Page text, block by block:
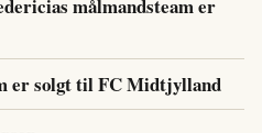
målmandsteam er
er solgt til FC Midtjylland